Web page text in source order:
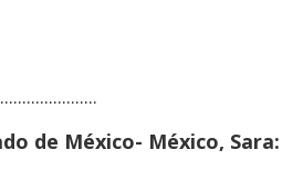
de México- México, Sara: